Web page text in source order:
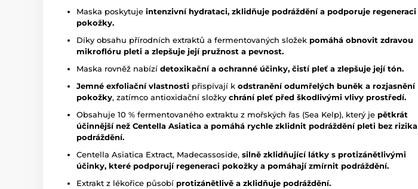
Maska poskytuje intenzivní hydrataci, zklidňuje podráždění a podporuje regeneraci
pokožky.
Díky obsahu přírodních extraktů a fermentovaných složek pomáhá obnovit zdravou
mikroflóru pleti a zlepšuje její pružnost a pevnost.
Maska rovněž nabízí detoxikační a ochranné účinky, čistí pleť a zlepšuje její tón.
Jemné exfoliační vlastnosti přispívají k odstranění odumřelých buněk a rozjasnění
pokožky, zatímco antioxidační složky chrání pleť před škodlivými vlivy prostředí.
Obsahuje 10 % fermentovaného extraktu z mořských řas (Sea Kelp), který je pětkrát
účinnější než Centella Asiatica a pomáhá rychle zklidnit podráždění pleti bez rizika
podráždění.
Centella Asiatica Extract, Madecassoside, silně zklidňující látky s protizánětlivými
účinky, které podporují regeneraci pokožky a pomáhají zmírnit podráždění.
Extrakt z lékořice působí protizánětlivě a zklidňuje podráždění.